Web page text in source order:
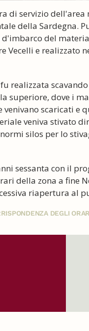
di servizio
della Sardegna.
del
Vecelli e
realizzata
superiore, dove i
scaricati e
veniva stivato
silos per lo
sessanta con il
della zona a fine
riapertura al
DEGLI